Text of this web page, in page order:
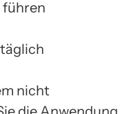
führen
nicht